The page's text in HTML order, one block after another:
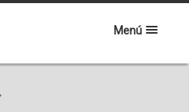
Menú